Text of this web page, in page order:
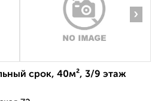
›
срок, 40м², 3/9 этаж